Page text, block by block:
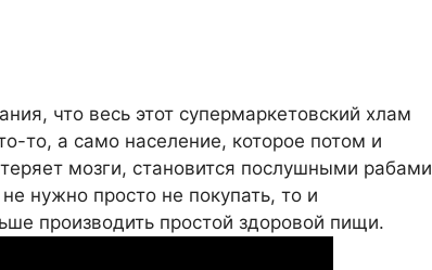
что весь этот супермаркетовский хлам
то, а само население, которое потом и
мозги, становится послушными рабами
нужно просто не покупать, то и
производить простой здоровой пищи.